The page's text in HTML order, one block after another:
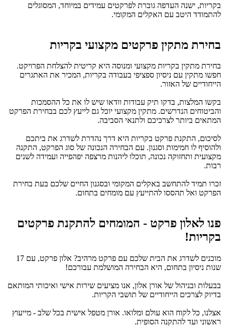
בקריות, ישנה העדפה גוברת לפרקטים עמידים במיוחד, המסוגלים
להתמודד היטב עם האקלים המקומי.
בחירת מתקין פרקטים מקצועי בקריות
בחירת מתקין בקריות מקצועי ומנוסה היא קריטית להצלחת הפרויקט.
חפשו מתקין עם ניסיון ספציפי בעבודה בקריות, המכיר את האתגרים
הייחודיים של האזור.
בקשו המלצות, בדקו תיק עבודות וודאו שיש לו את כל ההסמכות
והביטוחים הנדרשים. מתקין מקצועי יוכל גם לייעץ לכם בבחירת הפרקט
המתאים ביותר לצרכיכם ולתנאי הסביבה.
לסיכום, התקנת פרקט בקריות היא דרך נהדרת לשדרג את ביתכם
ולהוסיף לו חמימות וסגנון. עם הבחירה הנכונה של סוג הפרקט, התקנה
מקצועית ותחזוקה נכונה, תוכלו ליהנות מרצפה יפהפייה ועמידה לשנים
רבות.
זכרו תמיד להתחשב באקלים המקומי ובסגנון החיים שלכם בעת בחירת
הפרקט ואל תהססו להתייעץ עם מומחים בתחום.
פנו לאלון פרקט - המומחים להתקנת פרקטים
בקריות!
מוכנים לשדרג את הבית שלכם עם פרקט מרהיב? אלון פרקט, עם 17
שנות ניסיון בתחום, היא הבחירה המושלמת עבורכם!
בבעלות ובניהול של אורן אלון, אנו מציעים שירות אישי ואיכותי המותאם
בדיוק לצרכים הייחודיים של תושבי הקריות.
אצלנו, כל לקוח הוא עולם ומלואו. אורן מטפל אישית בכל שלב - מייעוץ
ראשוני ועד להתקנה הסופית.